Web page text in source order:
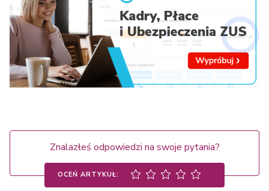
Znalazłeś odpowiedzi na swoje pytania?
OCEŃ ARTYKUŁ: